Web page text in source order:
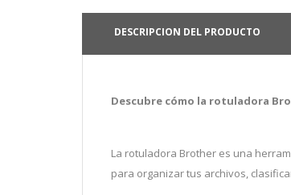
DESCRIPCION DEL PRODUCTO
Descubre cómo la rotuladora
La rotuladora Brother es una
para organizar tus archivos,